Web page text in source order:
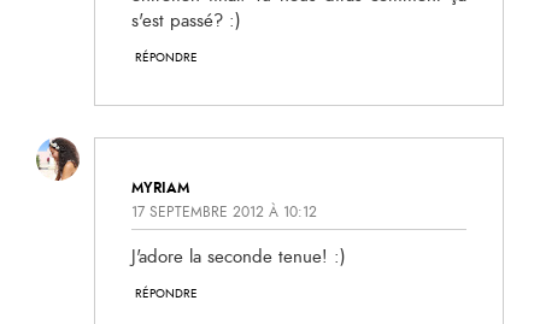
s'est passé? :)
RÉPONDRE
MYRIAM
17 SEPTEMBRE 2012 À 10:12
J'adore la seconde tenue! :)
RÉPONDRE